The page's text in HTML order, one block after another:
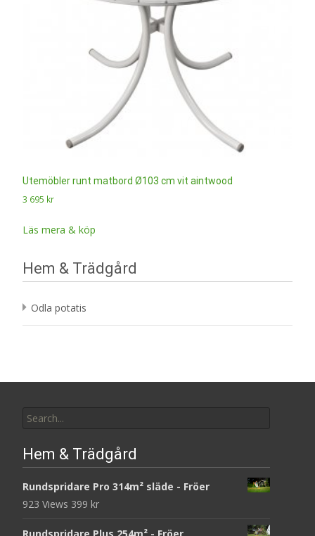
Utemöbler runt matbord Ø103 cm vit aintwood
3 695 kr
Läs mera & köp
Hem & Trädgård
Odla potatis
for:
Hem & Trädgård
Rundspridare Pro 314m² släde - Fröer
923 Views 399 kr
Rundspridare Plus 254m² - Fröer